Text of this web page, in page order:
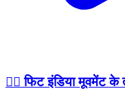
🚴‍♂️ फिट इंडिया मूवमेंट